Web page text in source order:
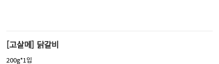
[고살메] 닭갈비
200g*1입